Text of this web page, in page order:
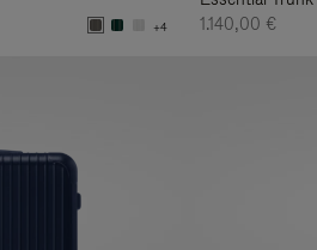
+4
1.140,00 €